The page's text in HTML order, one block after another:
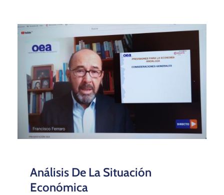
Análisis De La Situación
Económica